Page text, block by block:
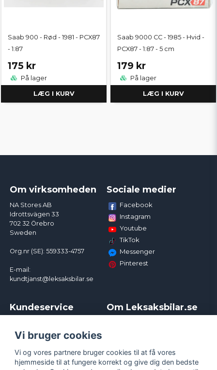
Saab 900 - Rød - 1981 - PCX87
- 1:87
175 kr
På lager
LÆG I KURV
Saab 9000 CC - 1985 - Hvid -
PCX87 - 1:87 - 5 cm
179 kr
På lager
LÆG I KURV
Om virksomheden
NA Stores AB
Idrottsvägen 33
702 32 Örebro
Sweden
Org.nr (SE): 559333-4757
E-mail:
kundtjanst@leksaksbilar.se
Sociale medier
Facebook
Instagram
Youtube
TikTok
Messenger
Pinterest
Kundeservice
Kampagner og rabatter
Reklamation
Policy chase cars
Returnera
Om Leksaksbilar.se
Handelsbetingelser
Persondatapolitik
Vi bruger cookies
Vi og vores partnere bruger cookies til at få vores
hjemmeside til at fungere korrekt og give dig den bedste